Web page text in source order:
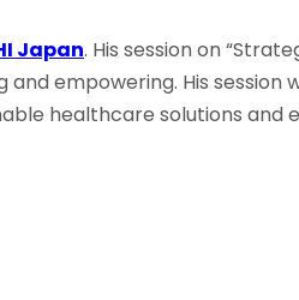
Japan. His session on
empowering. His session
healthcare solutions and